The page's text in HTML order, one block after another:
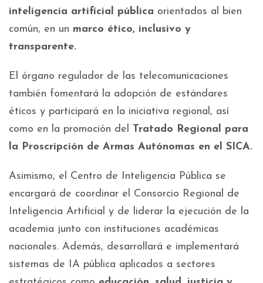
inteligencia artificial pública orientados al bien
común, en un marco ético, inclusivo y
transparente.
El órgano regulador de las telecomunicaciones
también fomentará la adopción de estándares
éticos y participará en la iniciativa regional, así
como en la promoción del Tratado Regional para
la Proscripción de Armas Autónomas en el SICA.
Asimismo, el Centro de Inteligencia Pública se
encargará de coordinar el Consorcio Regional de
Inteligencia Artificial y de liderar la ejecución de la
academia junto con instituciones académicas
nacionales. Además, desarrollará e implementará
sistemas de IA pública aplicados a sectores